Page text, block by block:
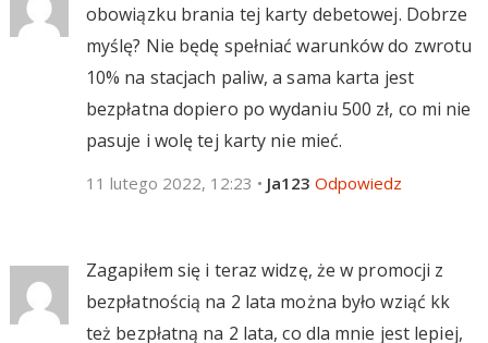
obowiązku brania tej karty debetowej. Dobrze
myślę? Nie będę spełniać warunków do zwrotu
10% na stacjach paliw, a sama karta jest
bezpłatna dopiero po wydaniu 500 zł, co mi nie
pasuje i wolę tej karty nie mieć.
11 lutego 2022, 12:23 • Ja123 Odpowiedz
Zagapiłem się i teraz widzę, że w promocji z
bezpłatnością na 2 lata można było wziąć kk
też bezpłatną na 2 lata, co dla mnie jest lepiej,